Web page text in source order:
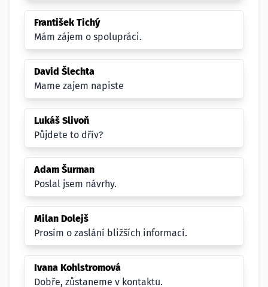
František Tichý
Mám zájem o spolupráci.
David Šlechta
Mame zajem napiste
Lukáš Slivoň
Půjdete to dřív?
Adam Šurman
Poslal jsem návrhy.
Milan Dolejš
Prosím o zaslání bližších informací.
Ivana Kohlstromová
Dobře, zůstaneme v kontaktu.